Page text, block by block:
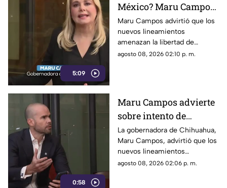
5:09
México? Maru Campos
rechaza regulaciones
que amenazan la
libertad de expresión y
sancionan a la prensa
Maru Campos advirtió que los
nuevos lineamientos
amenazan la libertad de
expresión al permitir al poder
agosto 08, 2026 02:10 p. m.
0:58
Maru Campos advierte
sobre intento de
censura del Gobierno
Federal bajo la nueva
ley que controla a los
medios
La gobernadora de Chihuahua,
Maru Campos, advirtió que los
nuevos lineamientos
impulsados por el Gobierno
agosto 08, 2026 02:06 p. m.